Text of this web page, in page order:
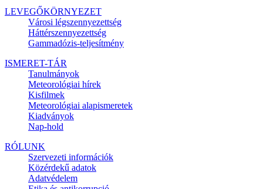
LEVEGŐKÖRNYEZET
Városi légszennyezettség
Háttérszennyezettség
Gammadózis-teljesítmény
ISMERET-TÁR
Tanulmányok
Meteorológiai hírek
Kisfilmek
Meteorológiai alapismeretek
Kiadványok
Nap-hold
RÓLUNK
Szervezeti információk
Közérdekű adatok
Adatvédelem